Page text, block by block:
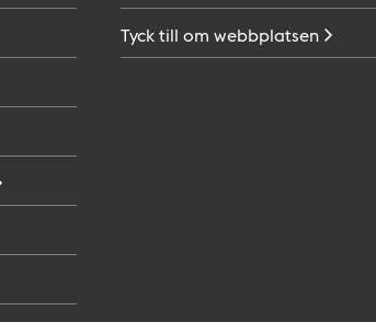
Tyck till om webbplatsen